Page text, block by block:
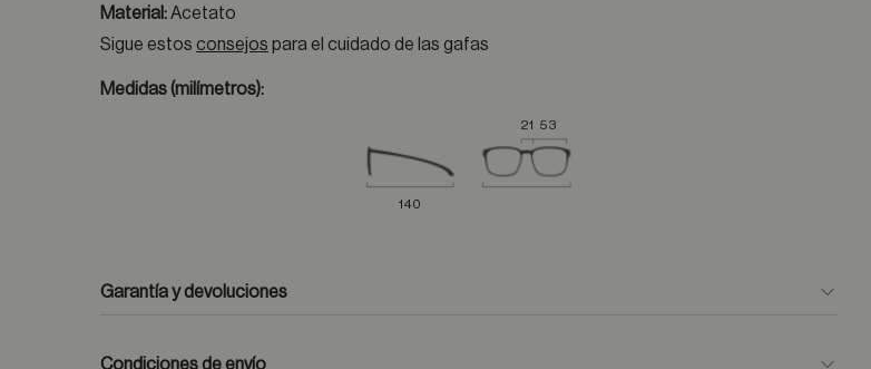
Material:Acetato
Sigue estosconsejos para el cuidado de las gafas
Medidas (milímetros):
21 53
140
Garantía y devoluciones
Condiciones de envío